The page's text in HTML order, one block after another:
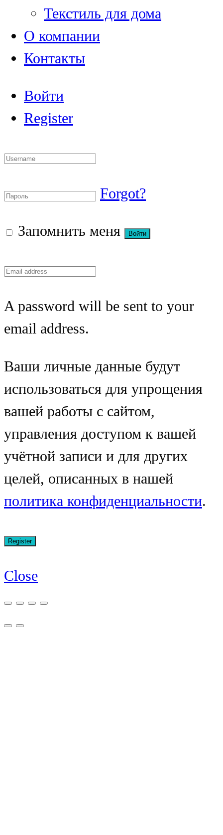
Текстиль для дома
О компании
Контакты
Войти
Register
Forgot?
Запомнить меня
A password will be sent to your
email address.
Ваши личные данные будут
использоваться для упрощения
вашей работы с сайтом,
управления доступом к вашей
учётной записи и для других
целей, описанных в нашей
политика конфиденциальности.
Close